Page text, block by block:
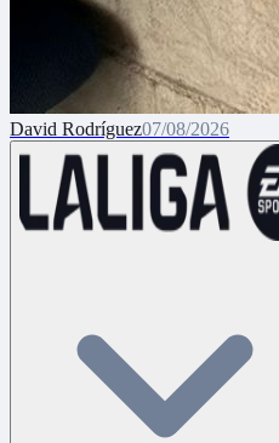
David Rodríguez07/08/2026